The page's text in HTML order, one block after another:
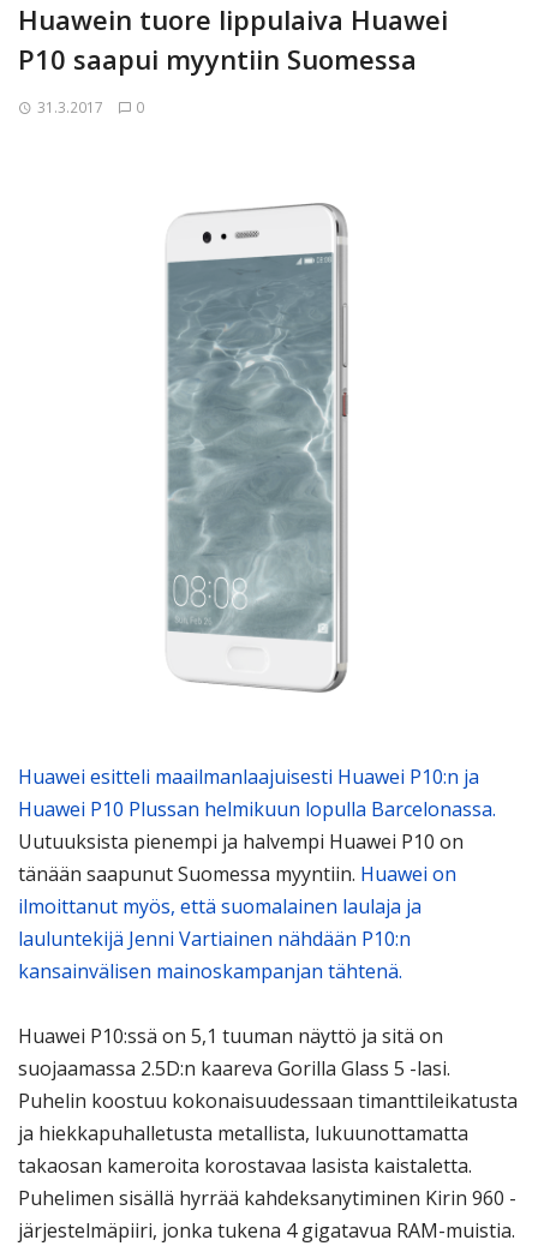
Huawein tuore lippulaiva Huawei
P10 saapui myyntiin Suomessa
31.3.2017 0
Huawei esitteli maailmanlaajuisesti Huawei P10:n ja
Huawei P10 Plussan helmikuun lopulla Barcelonassa.
Uutuuksista pienempi ja halvempi Huawei P10 on
tänään saapunut Suomessa myyntiin. Huawei on
ilmoittanut myös, että suomalainen laulaja ja
lauluntekijä Jenni Vartiainen nähdään P10:n
kansainvälisen mainoskampanjan tähtenä.
Huawei P10:ssä on 5,1 tuuman näyttö ja sitä on
suojaamassa 2.5D:n kaareva Gorilla Glass 5 -lasi.
Puhelin koostuu kokonaisuudessaan timanttileikatusta
ja hiekkapuhalletusta metallista, lukuunottamatta
takaosan kameroita korostavaa lasista kaistaletta.
Puhelimen sisällä hyrrää kahdeksanytiminen Kirin 960 -
järjestelmäpiiri, jonka tukena 4 gigatavua RAM-muistia.